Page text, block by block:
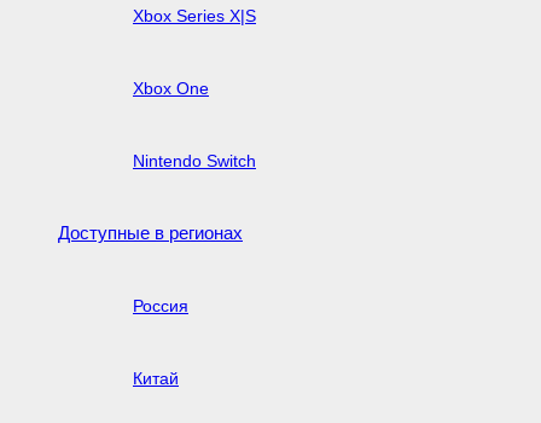
Xbox Series X|S
Xbox One
Nintendo Switch
Доступные в регионах
Россия
Китай